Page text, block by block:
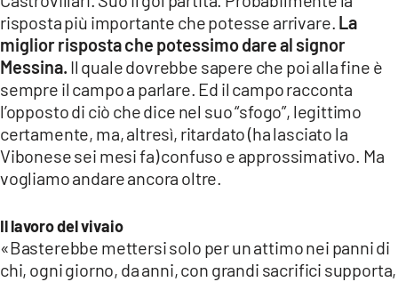
risposta più importante che potesse arrivare. La
miglior risposta che potessimo dare al signor
Messina. Il quale dovrebbe sapere che poi alla fine è
sempre il campo a parlare. Ed il campo racconta
l’opposto di ciò che dice nel suo “sfogo”, legittimo
certamente, ma, altresì, ritardato (ha lasciato la
Vibonese sei mesi fa) confuso e approssimativo. Ma
vogliamo andare ancora oltre.
Il lavoro del vivaio
«Basterebbe mettersi solo per un attimo nei panni di
chi, ogni giorno, da anni, con grandi sacrifici supporta,